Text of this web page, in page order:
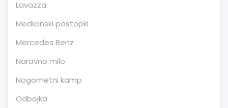
Lavazza
Medicinski postopki
Mercedes Benz
Naravno milo
Nogometni kamp
Odbojka